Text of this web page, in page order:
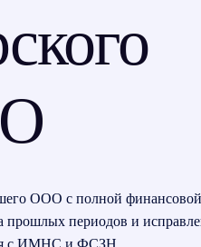
ООО с полной финансовой
прошлых периодов и
с ИМНС и ФСЗН